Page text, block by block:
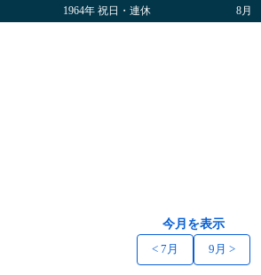
1964年 祝日・連休 8月
今月を表示
< 7月 9月 >